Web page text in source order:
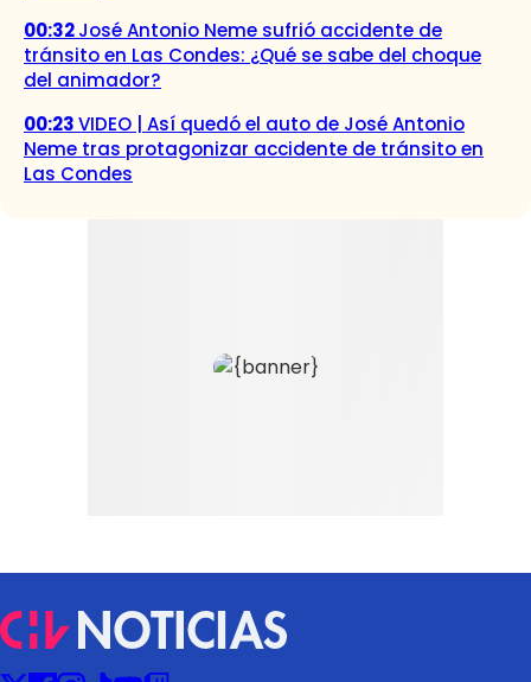
00:32José Antonio Neme sufrió accidente de
tránsito en Las Condes: ¿Qué se sabe del choque
del animador?
00:23VIDEO | Así quedó el auto de José Antonio
Neme tras protagonizar accidente de tránsito en
Las Condes